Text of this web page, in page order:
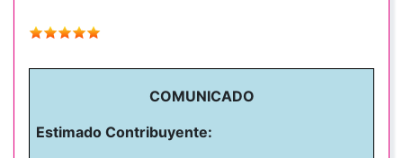
COMUNICADO
Estimado Contribuyente: